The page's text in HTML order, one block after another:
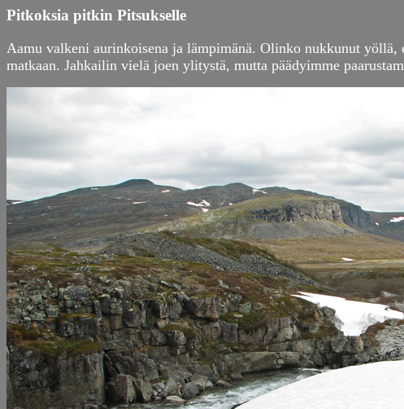
Pitkoksia pitkin Pitsukselle
Aamu valkeni aurinkoisena ja lämpimänä. Olinko nukkunut
matkaan. Jahkailin vielä joen ylitystä, mutta päädyimme